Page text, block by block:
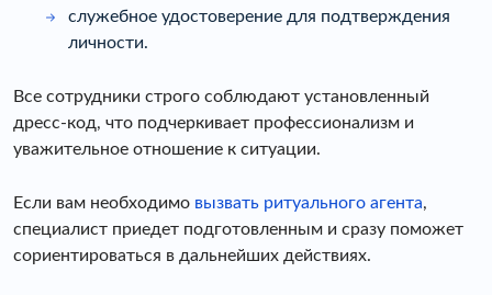
служебное удостоверение для подтверждения
личности.
Все сотрудники строго соблюдают установленный
дресс-код, что подчеркивает профессионализм и
уважительное отношение к ситуации.
Если вам необходимо вызвать ритуального агента,
специалист приедет подготовленным и сразу поможет
сориентироваться в дальнейших действиях.